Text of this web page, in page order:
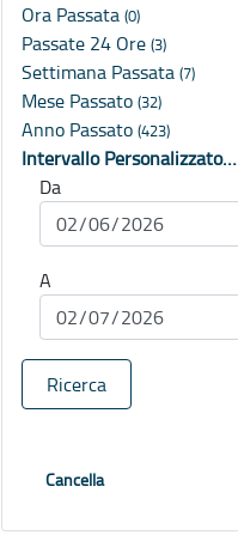
Ora Passata (0)
Passate 24 Ore (3)
Settimana Passata (7)
Mese Passato (32)
Anno Passato (423)
Intervallo Personalizzato…
Da
A
Ricerca
Cancella